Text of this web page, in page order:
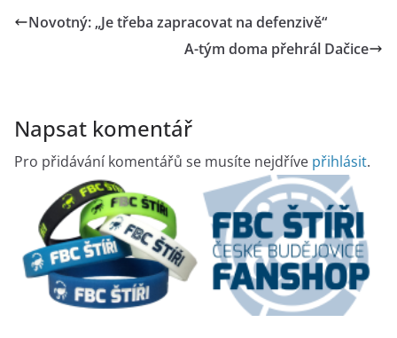
Novotný: „Je třeba zapracovat na defenzivě“
A-tým doma přehrál Dačice
Napsat komentář
Pro přidávání komentářů se musíte nejdříve přihlásit.